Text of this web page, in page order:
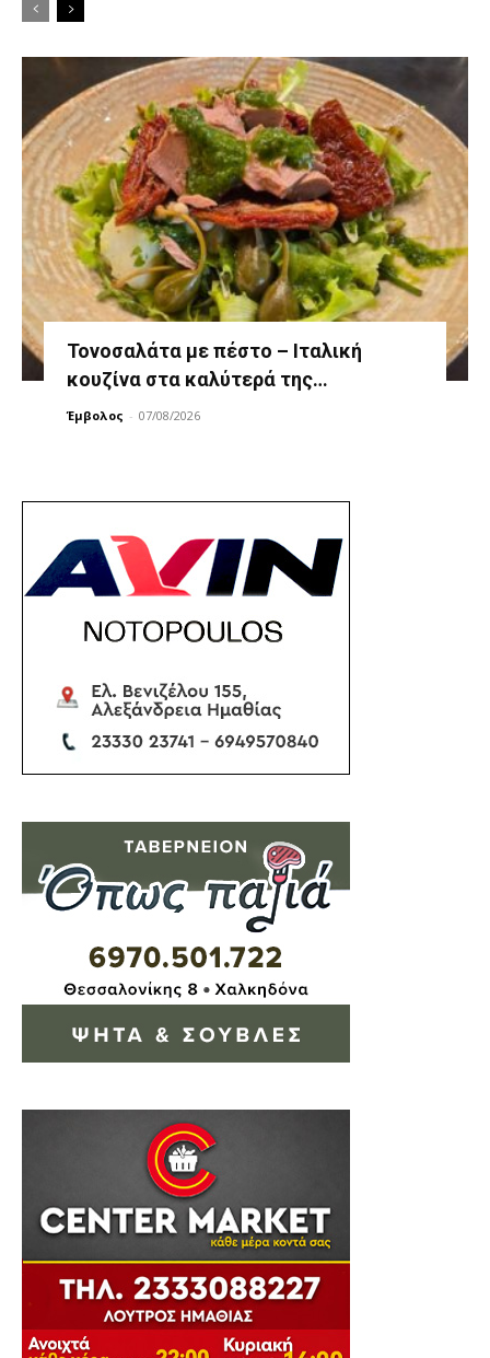
Τονοσαλάτα με πέστο – Ιταλική
κουζίνα στα καλύτερά της…
Έμβολος - 07/08/2026